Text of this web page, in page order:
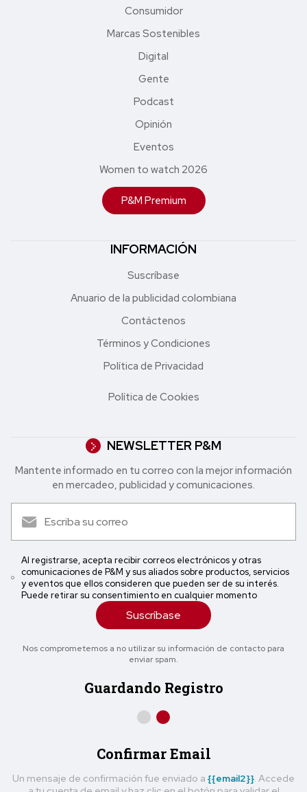
Consumidor
Marcas Sostenibles
Digital
Gente
Podcast
Opinión
Eventos
Women to watch 2026
P&M Premium
INFORMACIÓN
Suscríbase
Anuario de la publicidad colombiana
Contáctenos
Términos y Condiciones
Política de Privacidad
Política de Cookies
NEWSLETTER P&M
Mantente informado en tu correo con la mejor in formación
en mercadeo, publicidad y comunicaciones.
Al registrarse, acepta recibir correos electrónicos y otras
comunicaciones de P&M y sus aliados sobre productos, servicios
y eventos que ellos consideren que pueden ser de su interés.
Puede retirar su consentimiento en cualquier momento
Suscríbase
Nos comprometemos a no utilizar su información de contacto para
enviar spam.
Guardando Registro
Confirmar Email
Un mensaje de confirmación fue enviado a {{email2}} . Accede